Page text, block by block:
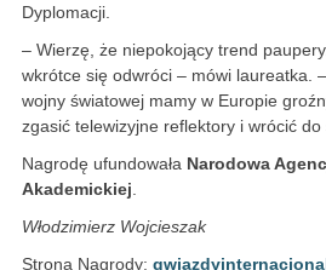
Dyplomacji.
– Wierzę, że niepokojący trend
wkrótce się odwróci – mówi laureatka.
wojny światowej mamy w Europie
zgasić telewizyjne reflektory i wrócić do
Nagrodę ufundowała Narodowa
Akademickiej
Włodzimierz Wojcieszak
Strona Nagrody: